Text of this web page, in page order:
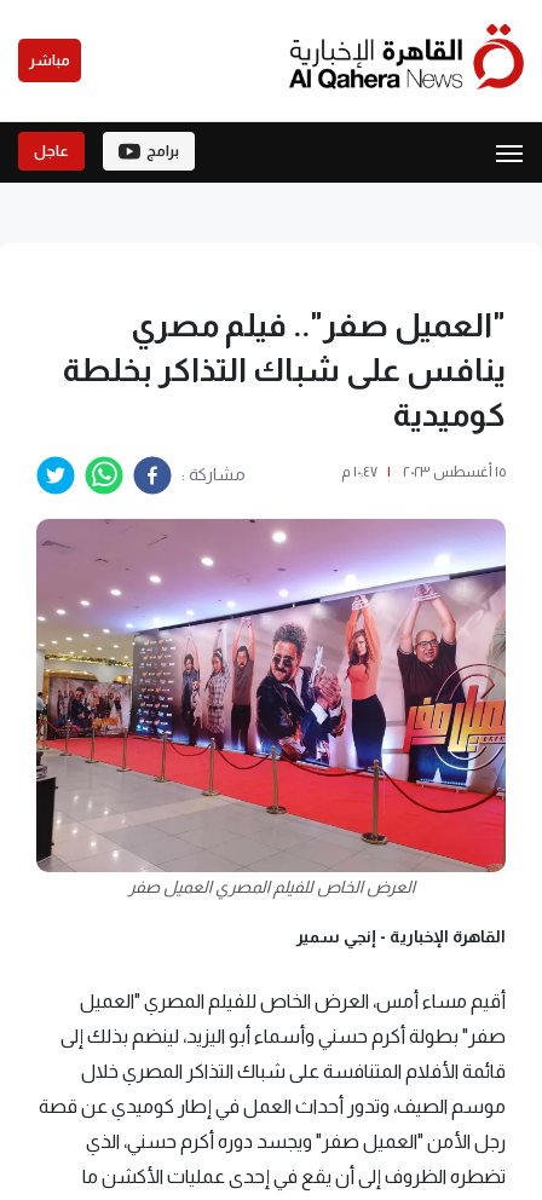
مباشر
برامج عاجل
"العميل صفر".. فيلم مصري
ينافس على شباك التذاكر بخلطة
كوميدية
١٥ أغسطس ٢٠٢٣ | ١٠:٤٧ م مشاركة :
العرض الخاص للفيلم المصري العميل صفر
القاهرة الإخبارية - إنجي سمير
أقيم مساء أمس، العرض الخاص للفيلم المصري "العميل
صفر" بطولة أكرم حسني وأسماء أبو اليزيد، لينضم بذلك إلى
قائمة الأفلام المتنافسة على شباك التذاكر المصري خلال
موسم الصيف، وتدور أحداث العمل في إطار كوميدي عن قصة
رجل الأمن "العميل صفر" ويجسد دوره أكرم حسني، الذي
تضطره الظروف إلى أن يقع في إحدى عمليات الأكشن ما